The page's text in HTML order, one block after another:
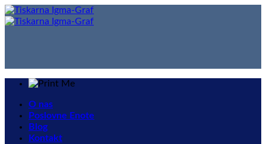
Skip
to
O nas
Poslovne Enote
Blog
Kontakt